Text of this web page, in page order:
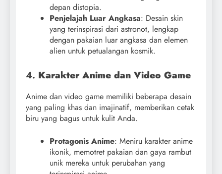
depan distopia.
Penjelajah Luar Angkasa: Desain skin
yang terinspirasi dari astronot, lengkap
dengan pakaian luar angkasa dan elemen
alien untuk petualangan kosmik.
4. Karakter Anime dan Video Game
Anime dan video game memiliki beberapa desain
yang paling khas dan imajinatif, memberikan cetak
biru yang bagus untuk kulit Anda.
Protagonis Anime: Meniru karakter anime
ikonik, memotret pakaian dan gaya rambut
unik mereka untuk perubahan yang